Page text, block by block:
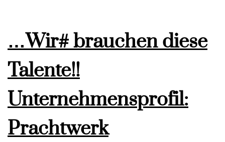
…Wir# brauchen diese
Talente!!
Unternehmensprofil:
Prachtwerk